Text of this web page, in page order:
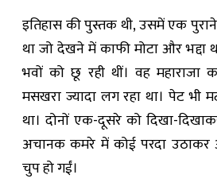
इतिहास की पुस्तक थी, उसमें एक पुराने
था जो देखने में काफी मोटा और भद्दा
भवों को छू रही थीं। वह महाराजा
मसखरा ज्यादा लग रहा था। पेट
था। दोनों एक-दूसरे को दिखा-
अचानक कमरे में कोई परदा उठाकर
चुप हो गईं।